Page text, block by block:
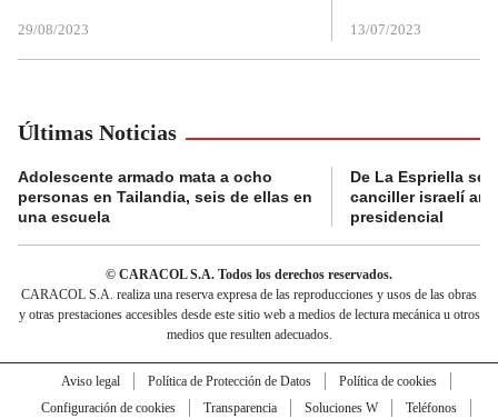
29/08/2023 13/07/2023
Últimas Noticias
Adolescente armado mata a ocho
personas en Tailandia, seis de ellas en
una escuela
De La Espriella se
canciller israelí
presidencial
© CARACOL S.A. Todos los derechos reservados.
CARACOL S.A. realiza una reserva expresa de las reproducciones y usos de las obras
y otras prestaciones accesibles desde este sitio web a medios de lectura mecánica u otros
medios que resulten adecuados.
Aviso legal Política de Protección de Datos
Política de cookies
Configuración de cookies
Transparencia Soluciones W
Teléfonos